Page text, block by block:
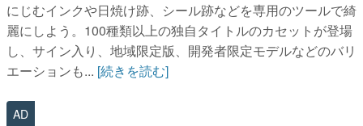
エーションも...[続きを読む]
AD